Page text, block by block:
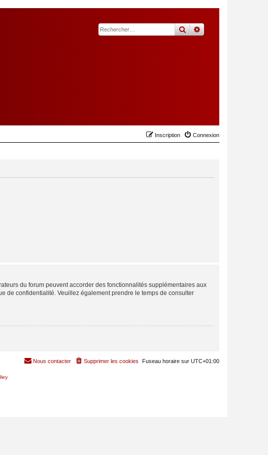
rechercher
recherche
Connexion
Inscription
du forum peuvent accorder des fonctionnalités supplémentaires aux
de confidentialité. Veuillez également prendre le temps de consulter
Fuseau horaire sur UTC+01:00
Supprimer les cookies
Nous contacter